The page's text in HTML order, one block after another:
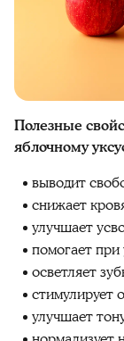
Полезные
яблочному
выводит
снижает
улучшает
помогает
осветляет
стимулирует
улучшает